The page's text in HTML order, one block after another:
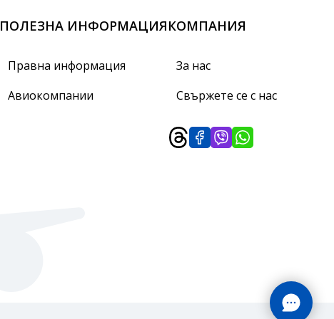
ПОЛЕЗНА ИНФОРМАЦИЯ
Правна информация
Авиокомпании
КОМПАНИЯ
За нас
Свържете се с нас